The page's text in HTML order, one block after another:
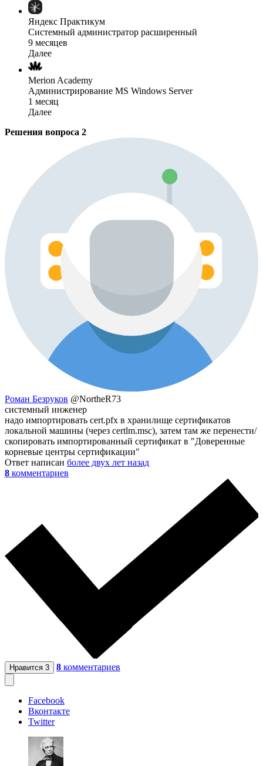
Яндекс Практикум
Системный администратор расширенный
9 месяцев
Далее
Merion Academy
Администрирование MS Windows Server
1 месяц
Далее
Решения вопроса 2
Роман Безруков @NortheR73
системный инженер
надо импортировать cert.pfx в хранилище сертификатов
локальной машины (через certlm.msc), затем там же перенести/
скопировать импортированный сертификат в "Доверенные
корневые центры сертификации"
Ответ написан более двух лет назад
8 комментариев
Нравится 3 8 комментариев
Facebook
Вконтакте
Twitter